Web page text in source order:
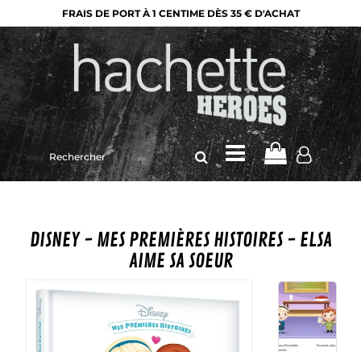
FRAIS DE PORT À 1 CENTIME DÈS 35 € D'ACHAT
Rechercher
sur
le
DISNEY - MES PREMIÈRES HISTOIRES - ELSA
AIME SA SOEUR